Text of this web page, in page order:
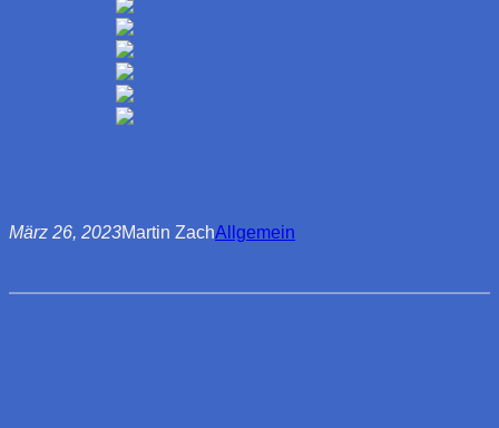
März 26, 2023Martin ZachAllgemein